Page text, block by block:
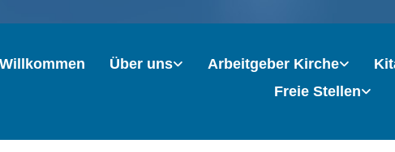
Willkommen Über uns Arbeitgeber Kirche
Freie Stellen